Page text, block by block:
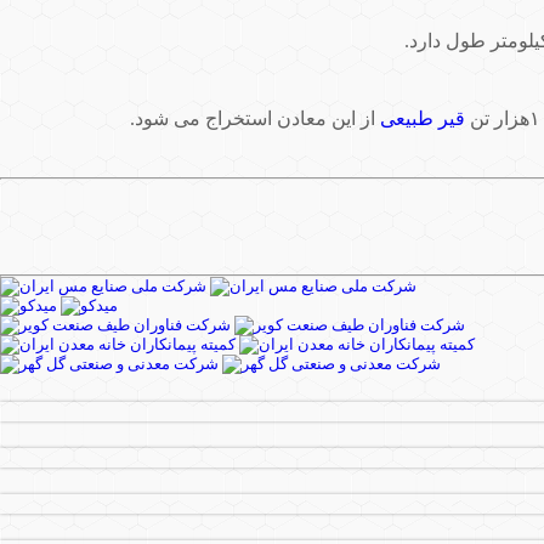
قیر طبیعی از این معادن استخراج می شود.